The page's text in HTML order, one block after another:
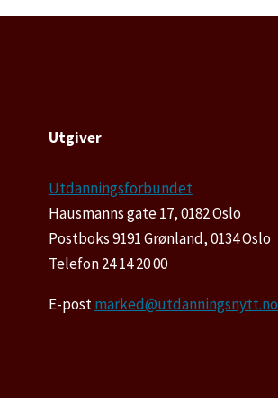
Utgiver
Utdanningsforbundet
Hausmanns gate 17, 0182 Oslo
Postboks 9191 Grønland, 0134 Oslo
Telefon 24 14 20 00
E-postmarked@utdanningsnytt.no